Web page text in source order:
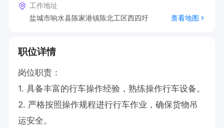
工作地址
盐城市响水县陈家港镇陈北工区西四圩
查看地图
职位详情
岗位职责：
1. 具备丰富的行车操作经验，熟练操作行车设备。
2. 严格按照操作规程进行行车作业，确保货物吊
运安全。